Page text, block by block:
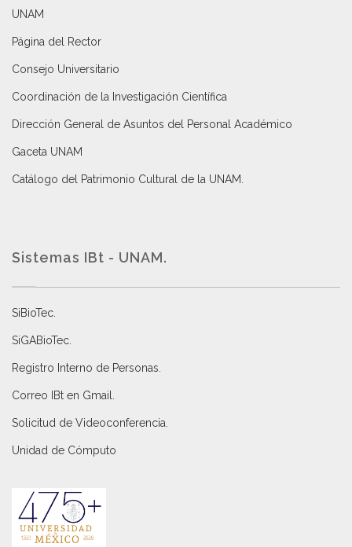
UNAM
Página del Rector
Consejo Universitario
Coordinación de la Investigación Científica
Dirección General de Asuntos del Personal Académico
Gaceta UNAM
Catálogo del Patrimonio Cultural de la UNAM.
Sistemas IBt - UNAM.
SiBioTec
SiGABioTec.
Registro Interno de Personas
Correo IBt en Gmail
Solicitud de Videoconferencia.
Unidad de Cómputo